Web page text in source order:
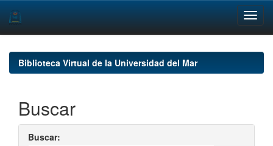
navigationBiblioteca Virtual de la Universidad del Mar
Buscar
Buscar: